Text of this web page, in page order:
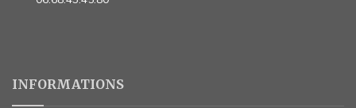
INFORMATIONS